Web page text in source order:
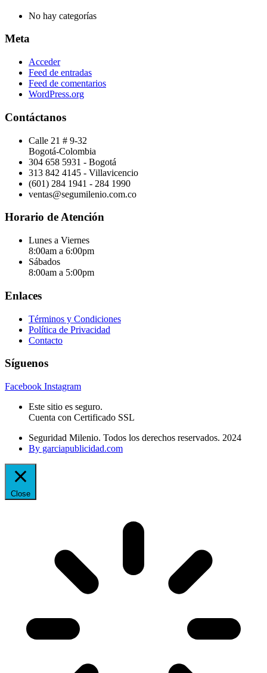
No hay categorías
Meta
Acceder
Feed de entradas
Feed de comentarios
WordPress.org
Contáctanos
Calle 21 # 9-32
Bogotá-Colombia
304 658 5931 - Bogotá
313 842 4145 - Villavicencio
(601) 284 1941 - 284 1990
ventas@segumilenio.com.co
Horario de Atención
Lunes a Viernes
8:00am a 6:00pm
Sábados
8:00am a 5:00pm
Enlaces
Términos y Condiciones
Política de Privacidad
Contacto
Síguenos
Facebook Instagram
Este sitio es seguro.
Cuenta con Certificado SSL
Seguridad Milenio. Todos los derechos reservados. 2024
By garciapublicidad.com
Close